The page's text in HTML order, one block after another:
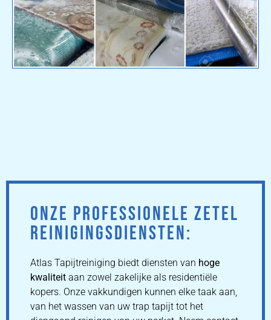
ONZE PROFESSIONELE ZETEL
REINIGINGSDIENSTEN:
Atlas Tapijtreiniging biedt diensten van hoge
kwaliteit aan zowel zakelijke als residentiële
kopers. Onze vakkundigen kunnen elke taak aan,
van het wassen van uw trap tapijt tot het